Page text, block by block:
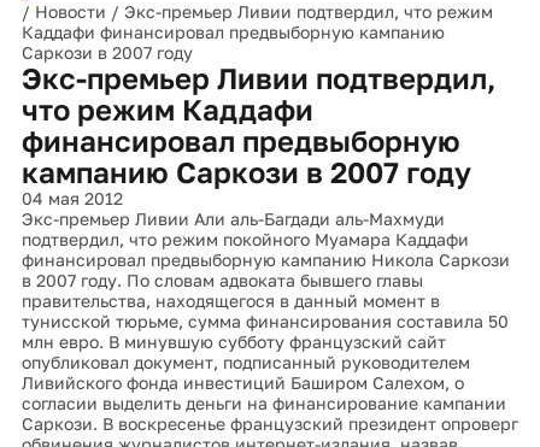
/ Новости / Экс-премьер Ливии подтвердил, что режим
Каддафи финансировал предвыборную кампанию
Саркози в 2007 году
Экс-премьер Ливии подтвердил,
что режим Каддафи
финансировал предвыборную
кампанию Саркози в 2007 году
04 мая 2012
Экс-премьер Ливии Али аль-Багдади аль-Махмуди
подтвердил, что режим покойного Муамара Каддафи
финансировал предвыборную кампанию Никола Саркози
в 2007 году. По словам адвоката бывшего главы
правительства, находящегося в данный момент в
тунисской тюрьме, сумма финансирования составила 50
млн евро. В минувшую субботу французский сайт
опубликовал документ, подписанный руководителем
Ливийского фонда инвестиций Баширом Салехом, о
согласии выделить деньги на финансирование кампании
Саркози. В воскресенье французский президент опроверг